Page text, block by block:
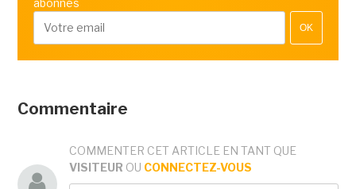
abonnés
OK
Commentaire
COMMENTER CET ARTICLE EN TANT QUE
VISITEUR OU CONNECTEZ-VOUS